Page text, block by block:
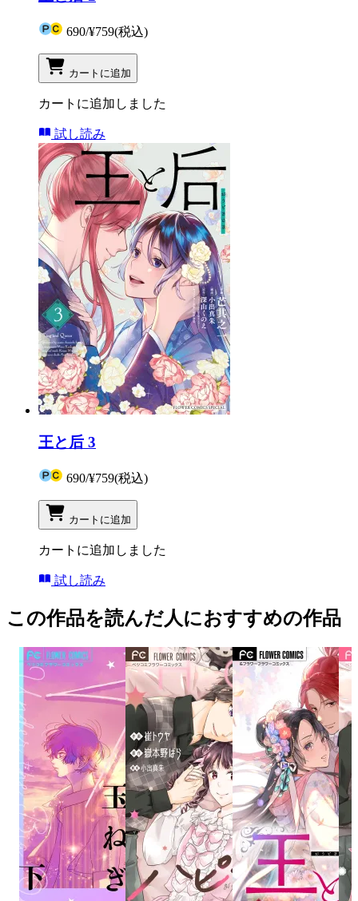
690/¥759(税込)
カートに追加
カートに追加しました
試し読み
王と后 3
690/¥759(税込)
カートに追加
カートに追加しました
試し読み
この作品を読んだ人におすすめの作品